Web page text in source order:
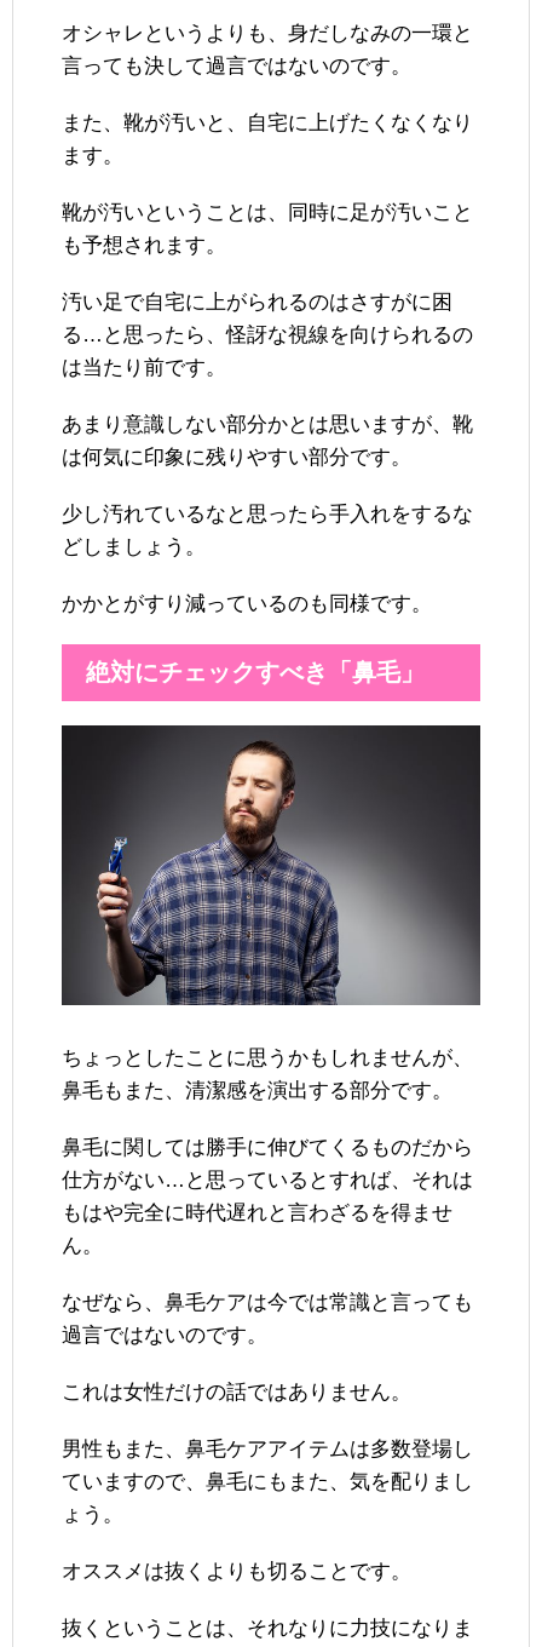
オシャレというよりも、身だしなみの一環と
言っても決して過言ではないのです。
また、靴が汚いと、自宅に上げたくなくなり
ます。
靴が汚いということは、同時に足が汚いこと
も予想されます。
汚い足で自宅に上がられるのはさすがに困
る…と思ったら、怪訝な視線を向けられるの
は当たり前です。
あまり意識しない部分かとは思いますが、靴
は何気に印象に残りやすい部分です。
少し汚れているなと思ったら手入れをするな
どしましょう。
かかとがすり減っているのも同様です。
絶対にチェックすべき「鼻毛」
ちょっとしたことに思うかもしれませんが、
鼻毛もまた、清潔感を演出する部分です。
鼻毛に関しては勝手に伸びてくるものだから
仕方がない…と思っているとすれば、それは
もはや完全に時代遅れと言わざるを得ませ
ん。
なぜなら、鼻毛ケアは今では常識と言っても
過言ではないのです。
これは女性だけの話ではありません。
男性もまた、鼻毛ケアアイテムは多数登場し
ていますので、鼻毛にもまた、気を配りまし
ょう。
オススメは抜くよりも切ることです。
抜くということは、それなりに力技になりま